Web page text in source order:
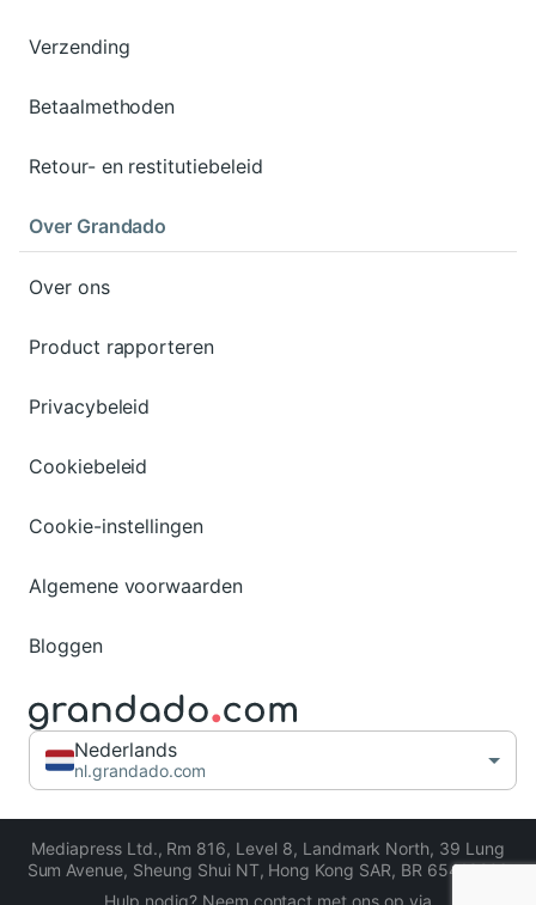
Verzending
Betaalmethoden
Retour- en restitutiebeleid
Over Grandado
Over ons
Product rapporteren
Privacybeleid
Cookiebeleid
Cookie-instellingen
Algemene voorwaarden
Bloggen
Nederlands
nl.grandado.com
Mediapress Ltd., Rm 816, Level 8, Landmark North, 39 Lung
Sum Avenue, Sheung Shui NT, Hong Kong SAR, BR 65413206
Hulp nodig? Neem contact met ons op via